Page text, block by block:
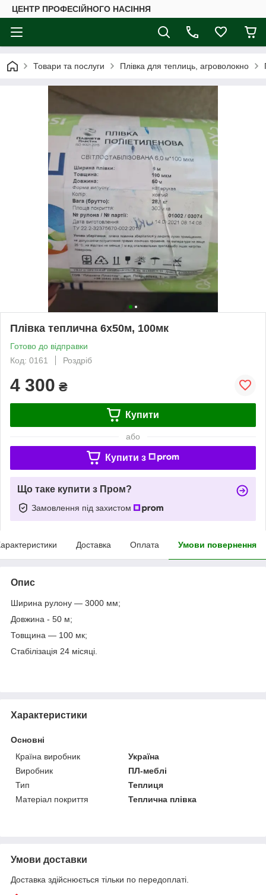
ЦЕНТР ПРОФЕСІЙНОГО НАСІННЯ
Товари та послуги Плівка для теплиць, агроволокно
Плівка теплична 6х50м, 100мк
Готово до відправки
Код: 0161
Роздріб
4 300 ₴
Купити
або
Купити з
Що таке купити з Пром?
Замовлення під захистом
Доставка Оплата Умови повернення
Опис
Ширина рулону — 3000 мм;
Довжина - 50 м;
Товщина — 100 мк;
Стабілізація 24 місяці.
Характеристики
Основні
Країна виробник
Україна
Виробник
ПЛ-меблі
Тип
Теплиця
Матеріал покриття
Теплична плівка
Умови доставки
Доставка здійснюється тільки по передоплаті.